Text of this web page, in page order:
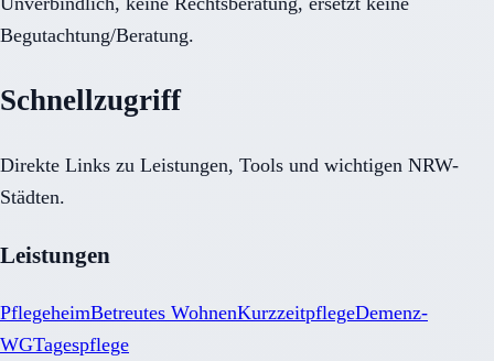
Begutachtung/Beratung.
Schnellzugriff
Direkte Links zu Leistungen, Tools und wichtigen NRW-
Städten.
Leistungen
PflegeheimBetreutes WohnenKurzzeitpflegeDemenz-
WGTagespflege